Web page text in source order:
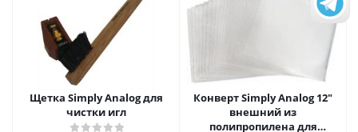
Щетка Simply Analog для
чистки игл
Конверт Simply Analog 12"
внешний из
полипропилена для